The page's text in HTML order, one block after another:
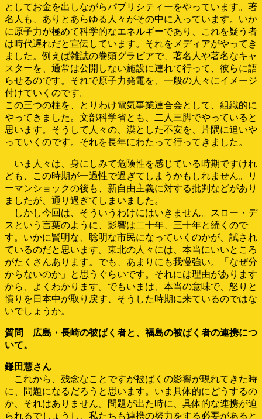
としてお金を出しながらパブリシティーをやっています。著
名人も、ありとあらゆる人々がその中に入っています。いか
に原子力が極めて科学的なエネルギーであり、これを疑う者
は時代遅れだと宣伝しています。それをメディアがやってき
ました。例えば雑誌の巻頭グラビアで、著名人や著名なキャ
スターを、通常は公開しない施設に連れて行って、彼らに語
らせるのです。それで原子力発電を、一般の人々にイメージ
付けていくのです。
この三つの柱を、とりわけ電気事業連合会として、組織的に
やってきました。文部科学省とも、二人三脚でやっていると
思います。そうして人々の、漠とした不安を、片隅に追いや
っていくのです。それを長年にわたって行ってきました。
いま人々は、身にしみて危険性を感じている時期ですけれ
ども、この時期が一過性で過ぎてしまうかもしれません。リ
ーマンショックの後も、新自由主義に対する批判などがあり
ましたが、通り過ぎてしまいました。
しかし今回は、そういうわけにはいきません。スロー・デ
スという言葉のように、影響は二十年、三十年と続くので
す。いかに賢明な、聡明な市民になっていくのかが、試され
ているのだと思います。東北の人々には、本当にいいところ
がたくさんあります。でも、あまりにも我慢強い。「なぜ分
からないのか」と思うぐらいです。それには理由があります
から、よくわかります。でもいまは、本当の意味で、怒りと
憤りを日本中が取り戻す、そうした時期に来ているのではな
いでしょうか。
質問 広島・長崎の被ばく者と、福島の被ばく者の連携につ
いて。
鎌田慧さん
これから、残念なことですが被ばくの影響が現れてきた時
に、問題になるだろうと思います。いま具体的にどうするの
か、それはありません。問題が出た時に、具体的な連携が迫
られるでしょうし、私たちも連携の努力をする必要があると